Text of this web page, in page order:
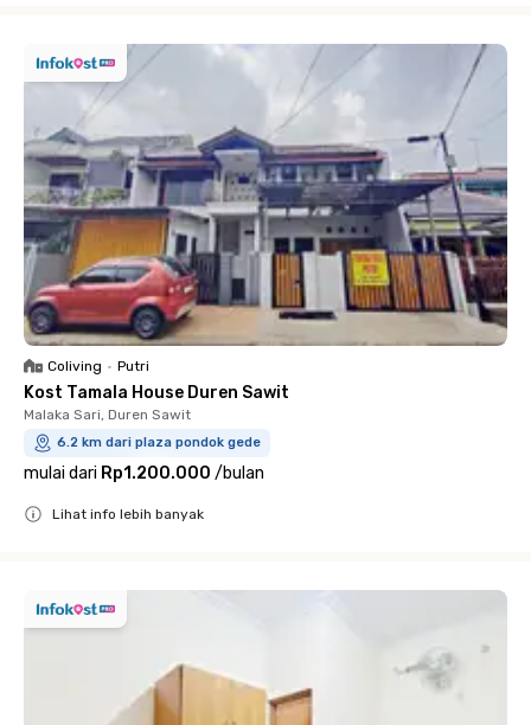
Coliving • Putri
Kost Tamala House Duren Sawit
Malaka Sari, Duren Sawit
6.2 km dari plaza pondok gede
mulai dari Rp1.200.000 /bulan
Lihat info lebih banyak